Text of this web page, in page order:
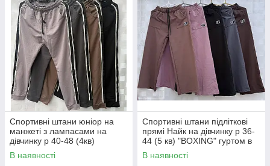
Спортивні штани юніор на
манжеті з лампасами на
дівчинку р 40-48 (4кв)
"BOXING" гуртом в Одесі на 7
км
В наявності
Спортивні штани підліткові
прямі Найк на дівчинку р 36-
44 (5 кв) "BOXING" гуртом в
Одесі на 7 км
В наявності